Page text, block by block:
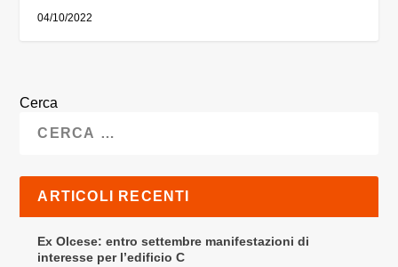
04/10/2022
Cerca
ARTICOLI RECENTI
Ex Olcese: entro settembre manifestazioni di
interesse per l’edificio C